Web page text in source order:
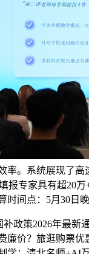
。系统展现了
专家具有超20
间点：5月30日
策2026年最新
价？旅逛购票